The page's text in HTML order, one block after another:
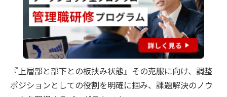
『上層部と部下との板挟み状態』その克服に向け、調整
ポジションとしての役割を明確に掴み、課題解決のノウ